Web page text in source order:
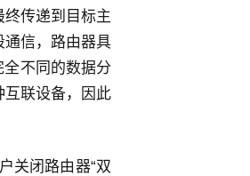
传递到目标主
信，路由器具
不同的数据分
联设备，
因此
关闭路由器“双